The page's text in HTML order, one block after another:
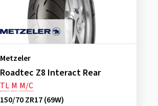
Metzeler
Roadtec Z8 Interact Rear
TL M M/C
150/70 ZR17 (69W)